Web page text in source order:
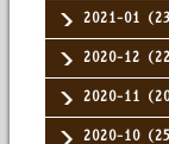
2021-01（23
2020-12（22
2020-11（20
2020-10（25